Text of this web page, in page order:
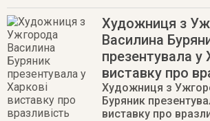
ПУБЛІКАЦІЇ
Художниця з
Василина
презентувала у
виставку про
Художниця з
Буряник
виставку про